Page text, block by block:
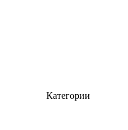
Категории